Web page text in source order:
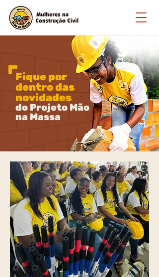
Fique por
dentro das
novidades
do Projeto Mão
na Massa